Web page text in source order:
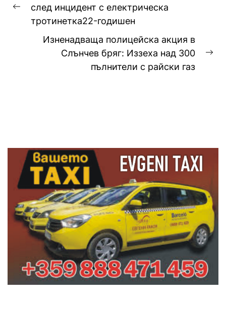
Previous
post:
след инцидент с електрическа
тротинетка22-годишен
Изненадваща полицейска акция в
Слънчев бряг: Иззеха над 300
пълнители с райски газ